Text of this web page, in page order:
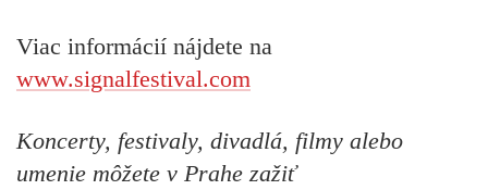
Viac informácií nájdete na
www.signalfestival.com
Koncerty, festivaly, divadlá, filmy alebo
umenie môžete v Prahe zažiť